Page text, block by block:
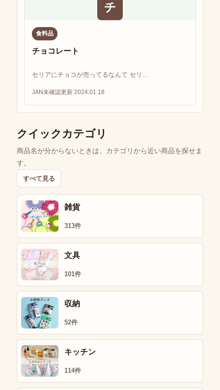
チ
食料品
チョコレート
セリアにチョコが売ってるなんて セリ...
JAN未確認更新 2024.01.18
クイックカテゴリ
商品名が分からないときは、カテゴリから近い商品を探せま
す。
すべて見る
雑貨
313件
文具
101件
収納
52件
キッチン
114件